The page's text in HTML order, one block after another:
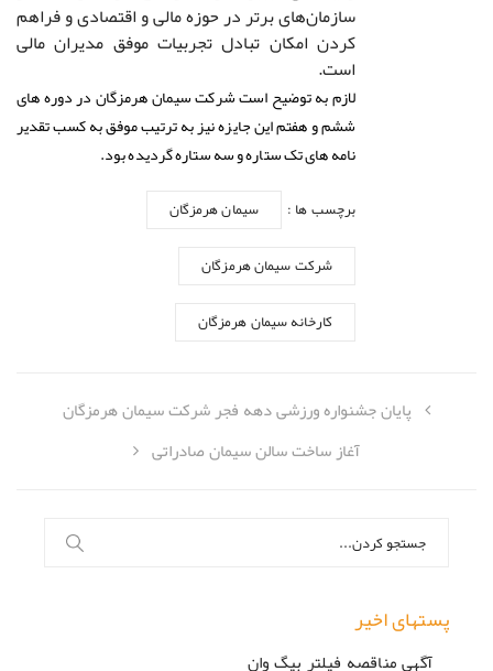
سازمان‌های برتر در حوزه مالی و اقتصادی و فراهم
کردن امکان تبادل تجربیات موفق مدیران مالی
است.
لازم به توضیح است شرکت سیمان هرمزگان در دوره های
ششم و هفتم این جایزه نیز به ترتیب موفق به کسب تقدیر
نامه های تک ستاره و سه ستاره گردیده بود.
برچسب ها : سیمان هرمزگان
شرکت سیمان هرمزگان
کارخانه سیمان هرمزگان
پایان جشنواره ورزشی دهه فجر شرکت سیمان هرمزگان
آغاز ساخت سالن سیمان صادراتی
برای:
پستهای اخیر
آگهی مناقصه فیلتر بیگ وان